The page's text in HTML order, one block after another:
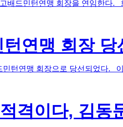
배드민턴연맹 회장을 연임한다
연맹 회장 당
턴연맹 회장으로 당선되었다.
격이다, 김동